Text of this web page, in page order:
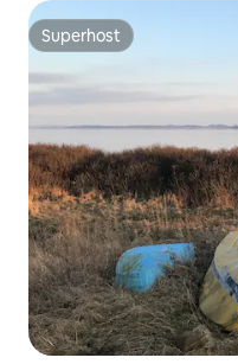
Superhost
Superhost